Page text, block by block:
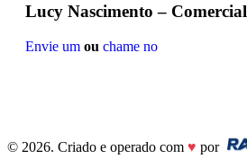
Lucy Nascimento – Comercial
Envie um ou chame no
© 2026. Criado e operado com ♥ por